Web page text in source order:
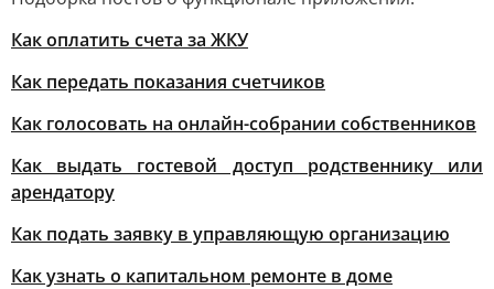
Как оплатить счета за ЖКУ
Как передать показания счетчиков
Как голосовать на онлайн-собрании собственников
Как выдать гостевой доступ родственнику или
арендатору
Как подать заявку в управляющую организацию
Как узнать о капитальном ремонте в доме